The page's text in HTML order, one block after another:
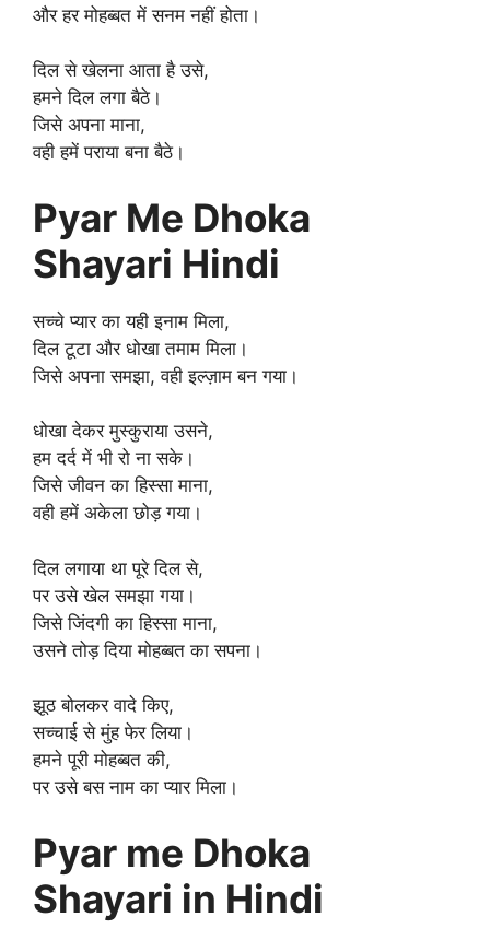
और हर मोहब्बत में सनम नहीं होता।
दिल से खेलना आता है उसे,
हमने दिल लगा बैठे।
जिसे अपना माना,
वही हमें पराया बना बैठे।
Pyar Me Dhoka
Shayari Hindi
सच्चे प्यार का यही इनाम मिला,
दिल टूटा और धोखा तमाम मिला।
जिसे अपना समझा, वही इल्ज़ाम बन गया।
धोखा देकर मुस्कुराया उसने,
हम दर्द में भी रो ना सके।
जिसे जीवन का हिस्सा माना,
वही हमें अकेला छोड़ गया।
दिल लगाया था पूरे दिल से,
पर उसे खेल समझा गया।
जिसे जिंदगी का हिस्सा माना,
उसने तोड़ दिया मोहब्बत का सपना।
झूठ बोलकर वादे किए,
सच्चाई से मुंह फेर लिया।
हमने पूरी मोहब्बत की,
पर उसे बस नाम का प्यार मिला।
Pyar me Dhoka
Shayari in Hindi